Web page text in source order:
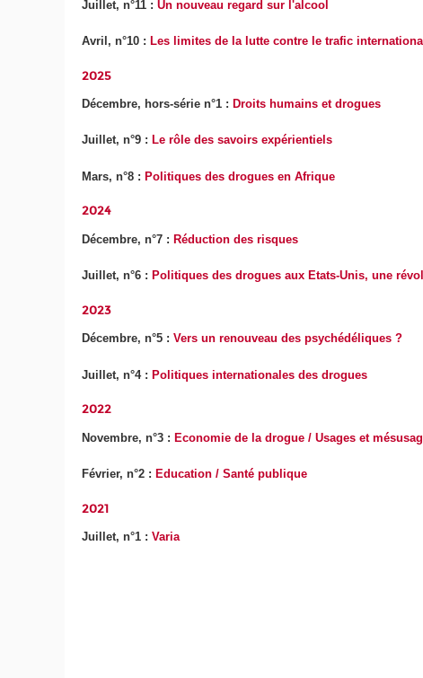
Juillet, n°11 :Un nouveau regard sur l'alcool
Avril, n°10 : Les limites de la lutte contre le trafic
2025
Décembre, hors-série n°1 : Droits humains et drogues
Juillet, n°9 : Le rôle des savoirs expérientiels
Mars, n°8 : Politiques des drogues en Afrique
2024
Décembre, n°7 : Réduction des risques
Juillet, n°6 : Politiques des drogues aux Etats-Unis, une
2023
Décembre, n°5 :Vers un renouveau des psychédéliques ?
Juillet, n°4 :Politiques internationales des drogues
2022
Novembre, n°3 :Economie de la drogue / Usages et
Février, n°2 : Education / Santé publique
2021
Juillet, n°1 :Varia